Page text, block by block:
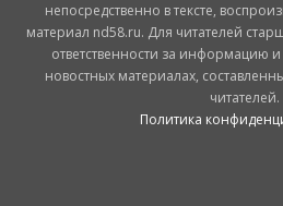
непосредственно в тексте,
материал nd58.ru. Для читателей
ответственности за информацию
новостных материалах,
читателей.
Политика